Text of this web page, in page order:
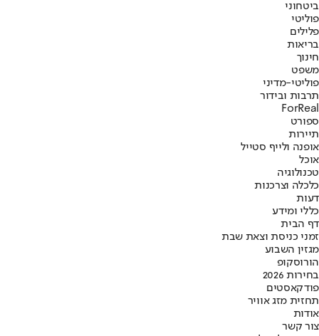
ביטחוני
פוליטי
פלילים
בריאות
חינוך
משפט
פוליטי-מדיני
תרבות ובידור
ForReal
ספורט
תיירות
אופנה ולייף סטייל
אוכל
טכנולוגיה
כלכלה וצרכנות
דעות
כללי ומידע
דף הבית
זמני כניסת וצאת שבת
מגזין השבוע
הורוסקופ
בחירות 2026
פודקאסטים
תחזית מזג אוויר
אודות
צור קשר